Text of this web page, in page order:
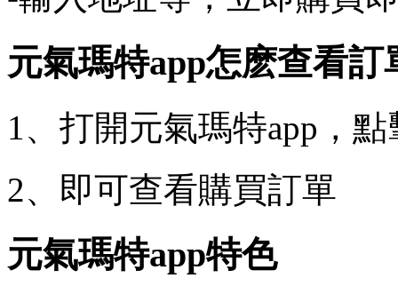
元氣瑪特app怎麽查看訂
1、打開元氣瑪特app，
2、即可查看購買訂單
元氣瑪特app特色